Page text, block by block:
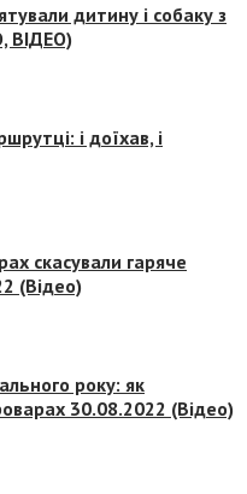
дитину і собаку з
ВІДЕО)
і доїхав, і
скасували гаряче
(Відео)
року: як
30.08.2022 (Відео)